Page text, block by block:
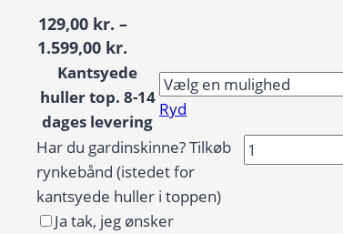
129,00 kr. –
1.599,00 kr.
129,00 kr.
til
1.599,00 kr.
Kantsyede
huller top. 8-14
dages levering
Ryd
Har du gardinskinne? Tilkøb
rynkebånd (istedet for
kantsyede huller i toppen)
Ja tak, jeg ønsker
Bruseforhæng
/